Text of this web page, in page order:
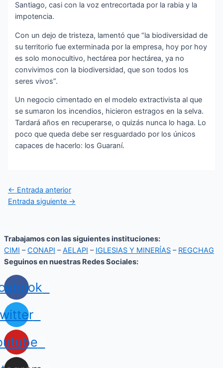
Santiago, casi con la voz entrecortada por la rabia y la
impotencia.
Con un dejo de tristeza, lamentó que “la biodiversidad de
su territorio fue exterminada por la empresa, hoy por hoy
es solo monocultivo, hectárea por hectárea, ya no
convivimos con la biodiversidad, que son todos los
seres vivos”.
Un negocio cimentado en el modelo extractivista al que
se sumaron los incendios, hicieron estragos en la selva.
Tardará años en recuperarse, o quizás nunca lo haga. Lo
poco que queda debe ser resguardado por los únicos
capaces de hacerlo: los Guaraní.
← Entrada anterior
Entrada siguiente →
Trabajamos con las siguientes instituciones:
CIMI –CONAPI –AELAPI – IGLESIAS Y MINERÍAS – REGCHAG
Seguinos en nuestras Redes Sociales: